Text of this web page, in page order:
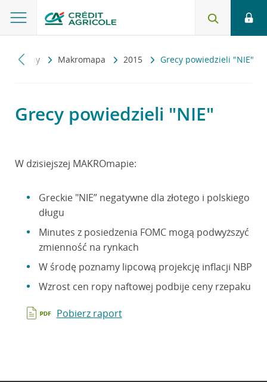
Makromapa 2015 Grecy powiedzieli "NIE"
Grecy powiedzieli "NIE"
W dzisiejszej MAKROmapie:
Greckie "NIE” negatywne dla złotego i polskiego
długu
Minutes z posiedzenia FOMC mogą podwyższyć
zmienność na rynkach
W środę poznamy lipcową projekcję inflacji NBP
Wzrost cen ropy naftowej podbije ceny rzepaku
Pobierz raport